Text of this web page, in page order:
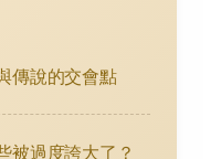
傳說的交會點
被過度誇大了？